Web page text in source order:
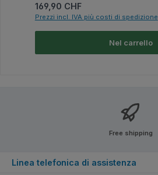
Prezzo normale:
169,90 CHF
Prezzi incl. IVA più costi di spedizione
Nel carrello
Free shipping
Linea telefonica di assistenza